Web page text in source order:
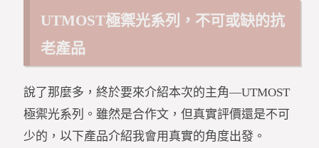
UTMOST極禦光系列，不可或缺的抗
老產品
說了那麼多，終於要來介紹本次的主角—UTMOST
極禦光系列。雖然是合作文，但真實評價還是不可
少的，以下產品介紹我會用真實的角度出發。